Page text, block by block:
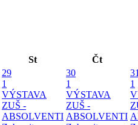
St
Čt
29
1
VÝSTAVA
ZUŠ -
ABSOLVENTI
30
1
VÝSTAVA
ZUŠ -
ABSOLVENTI
1